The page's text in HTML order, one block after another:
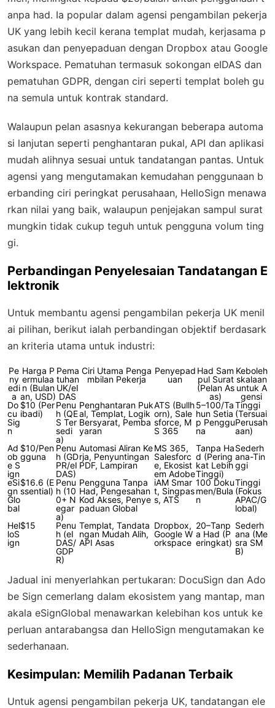
anpa had. Ia popular dalam agensi pengambilan pekerja
UK yang lebih kecil kerana templat mudah, kerjasama p
asukan dan penyepaduan dengan Dropbox atau Google
Workspace. Pematuhan termasuk sokongan eIDAS dan
pematuhan GDPR, dengan ciri seperti templat boleh gu
na semula untuk kontrak standard.
Walaupun pelan asasnya kekurangan beberapa automa
si lanjutan seperti penghantaran pukal, API dan aplikasi
mudah alihnya sesuai untuk tandatangan pantas. Untuk
agensi yang mengutamakan kemudahan penggunaan b
erbanding ciri peringkat perusahaan, HelloSign menawa
rkan nilai yang baik, walaupun penjejakan sampul surat
mungkin tidak cukup teguh untuk pengguna volum ting
gi.
Perbandingan Penyelesaian Tandatangan E
lektronik
Untuk membantu agensi pengambilan pekerja UK menil
ai pilihan, berikut ialah perbandingan objektif berdasark
an kriteria utama untuk industri:
Pe
ny
edi
a
Harga P
ermulaa
n (Bulan
an, USD)
Pema
tuhan
UK/eI
DAS
Ciri Utama Penga
mbilan Pekerja
Penyepad
uan
Had Sam
pul Surat
(Pelan As
as)
Keboleh
skalaan
untuk A
gensi
Do
cu
Sig
n
$10 (Per
ibadi)
Penu
h (QE
S Ter
sedi
a)
Penghantaran Puk
al, Templat, Logik
Bersyarat, Pemba
yaran
ATS (Bullh
orn), Sale
sforce, M
S 365
5–100/Ta
hun Setia
p Penggu
na
Tinggi
(Tersuai
Perusah
aan)
Ad
ob
e S
ign
$10/Pen
gguna
Penu
h (GD
PR/eI
DAS)
Automasi Aliran Ke
rja, Penyuntingan
PDF, Lampiran
MS 365,
Salesforc
e, Ekosist
em Adobe
Tanpa Ha
d (Pering
kat Lebih
Tinggi)
Sederh
ana-Tin
ggi
eSi
gn
Glo
bal
$16.6 (E
ssential)
Penu
h (10
0+ N
egar
a)
Pengguna Tanpa
Had, Pengesahan
Kod Akses, Penye
paduan Global
iAM Smar
t, Singpas
s, ATS
100 Doku
men/Bula
n
Tinggi
(Fokus
APAC/G
lobal)
Hel
loS
ign
$15
Penu
h (eI
DAS/
GDP
R)
Templat, Tandata
ngan Mudah Alih,
API Asas
Dropbox,
Google W
orkspace
20–Tanp
a Had (P
eringkat)
Sederh
ana (Me
sra SM
B)
Jadual ini menyerlahkan pertukaran: DocuSign dan Ado
be Sign cemerlang dalam ekosistem yang mantap, man
akala eSignGlobal menawarkan kelebihan kos untuk ke
perluan antarabangsa dan HelloSign mengutamakan ke
sederhanaan.
Kesimpulan: Memilih Padanan Terbaik
Untuk agensi pengambilan pekerja UK, tandatangan ele